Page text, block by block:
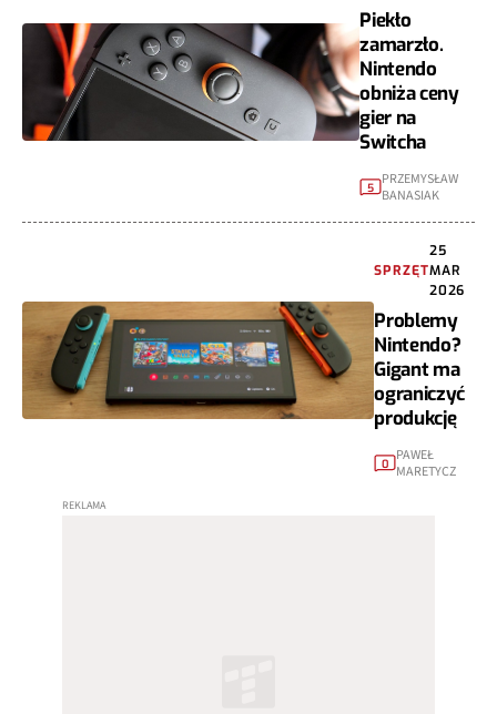
Piekło
zamarzło.
Nintendo
obniża ceny
gier na
Switcha
5
PRZEMYSŁAW
BANASIAK
SPRZĘT
25
MAR
2026
Problemy
Nintendo?
Gigant ma
ograniczyć
produkcję
0
PAWEŁ
MARETYCZ